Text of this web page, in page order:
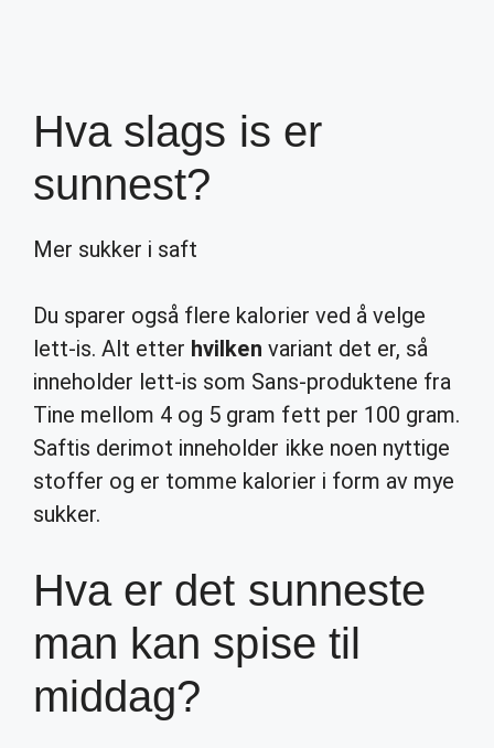
Hva slags is er
sunnest?
Mer sukker i saft
Du sparer også flere kalorier ved å velge
lett-is. Alt etter hvilken variant det er, så
inneholder lett-is som Sans-produktene fra
Tine mellom 4 og 5 gram fett per 100 gram.
Saftis derimot inneholder ikke noen nyttige
stoffer og er tomme kalorier i form av mye
sukker.
Hva er det sunneste
man kan spise til
middag?